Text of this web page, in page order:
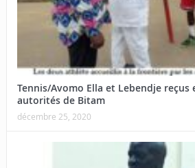
Tennis/Avomo Ella et Lebendje
autorités de Bitam
décembre 25, 2020